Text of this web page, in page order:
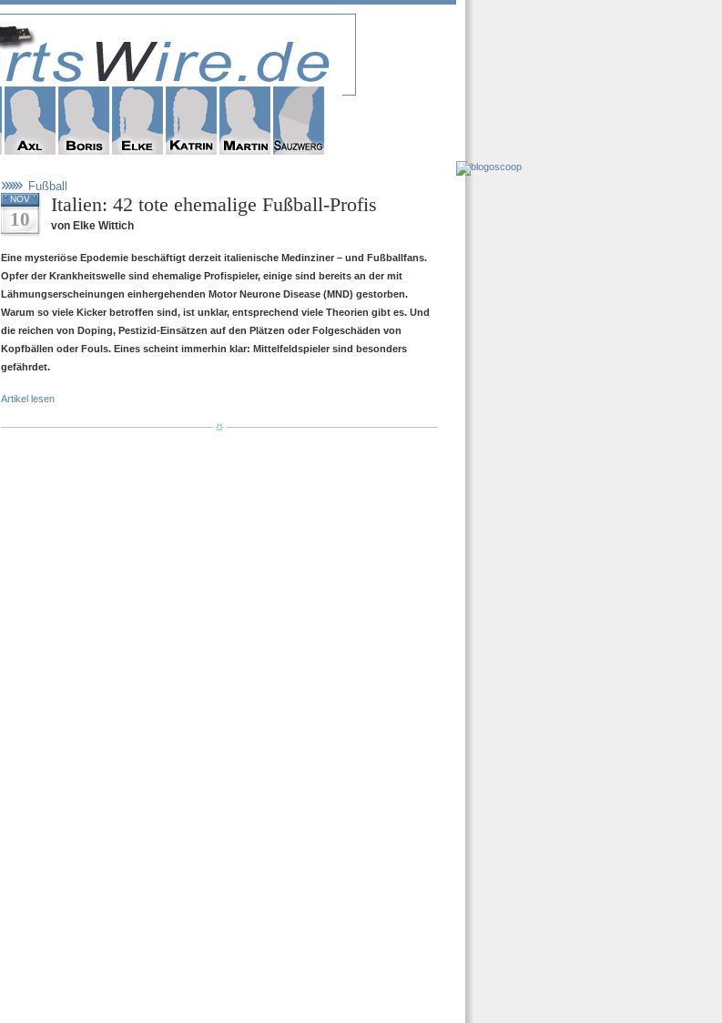
Fußball
NOV
10
Italien: 42 tote ehemalige Fußball-Profis
von Elke Wittich
Eine mysteriöse Epodemie beschäftigt derzeit italienische Medinziner – und Fußballfans.
Opfer der Krankheitswelle sind ehemalige Profispieler, einige sind bereits an der mit
Lähmungserscheinungen einhergehenden Motor Neurone Disease (MND) gestorben.
Warum so viele Kicker betroffen sind, ist unklar, entsprechend viele Theorien gibt es. Und
die reichen von Doping, Pestizid-Einsätzen auf den Plätzen oder Folgeschäden von
Kopfbällen oder Fouls. Eines scheint immerhin klar: Mittelfeldspieler sind besonders
gefährdet.
Artikel lesen